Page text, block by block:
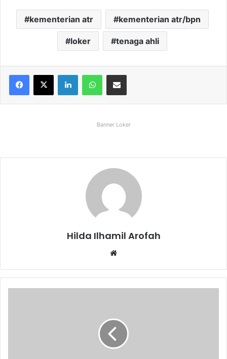
kementerian atr kementerian atr/bpn
loker tenaga ahli
Facebook
X LinkedInWhatsAppShare via Email
Banner Loker
Hilda Ilhamil Arofah